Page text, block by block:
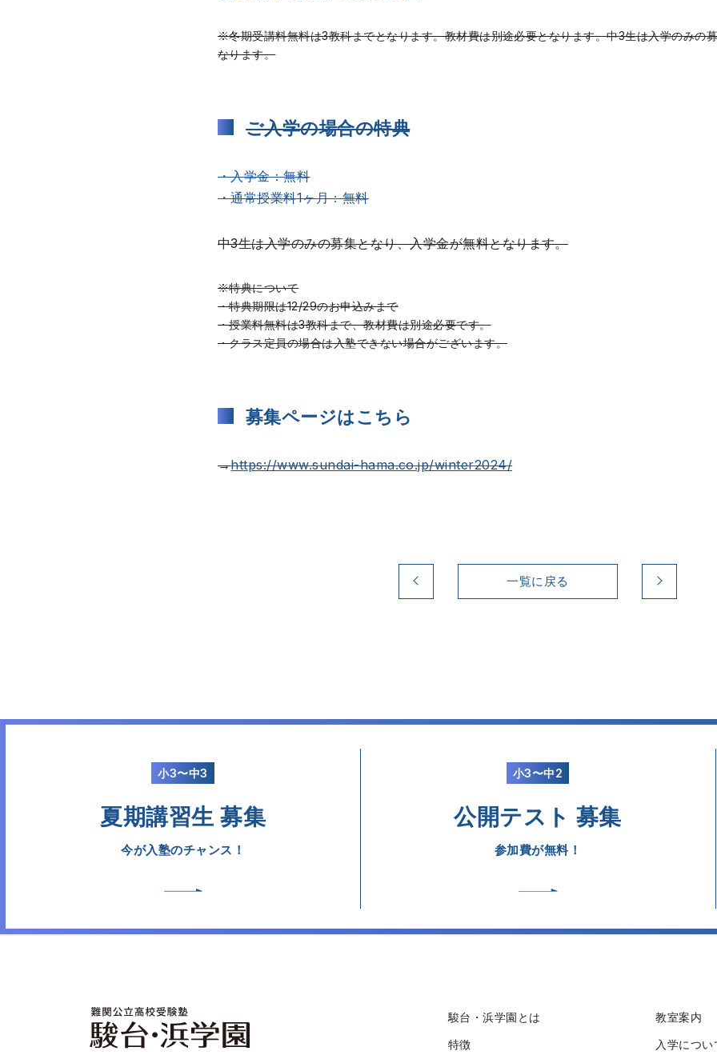
※冬期受講料無料は3教科までとなります。教材費は別途必要となります。中3生は入学のみの
なります。
ご入学の場合の特典
・入学金：無料
・通常授業料1ヶ月：無料
中3生は入学のみの募集となり、入学金が無料となります。
※特典について
・特典期限は12/29のお申込みまで
・授業料無料は3教科まで、教材費は別途必要です。
・クラス定員の場合は入塾できない場合がございます。
募集ページはこちら
→https://www.sundai-hama.co.jp/winter2024/
一覧に戻る
小3〜中3
夏期講習生 募集
今が入塾のチャンス！
小3〜中2
公開テスト 募集
参加費が無料！
駿台・浜学園とは
特徴
教室案内
入学につい